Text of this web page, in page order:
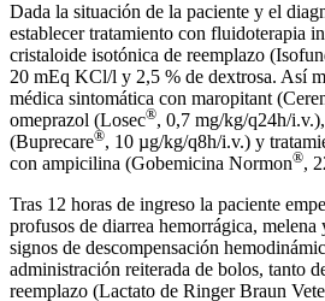
Dada la situación de la paciente y el
establecer tratamiento con fluidoterapia
cristaloide isotónica de reemplazo
20 mEq KCl/l y 2,5 % de dextrosa. Así
médica sintomática con maropitant
omeprazol (Losec®, 0,7 mg/kg/q24h/
(Buprecare®, 10 µg/kg/q8h/i.v.) y
con ampicilina (Gobemicina Normon®,
Tras 12 horas de ingreso la paciente
profusos de diarrea hemorrágica,
signos de descompensación
administración reiterada de bolos, tanto
reemplazo (Lactato de Ringer Braun